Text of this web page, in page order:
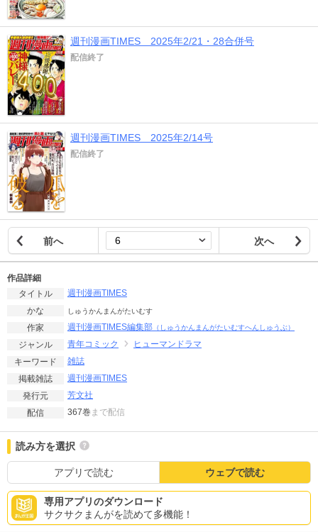
週刊漫画TIMES 2025年2/21・28合併号
配信終了
週刊漫画TIMES 2025年2/14号
配信終了
前へ 次へ
作品詳細
タイトル
週刊漫画TIMES
かな
しゅうかんまんがたいむす
作家 週刊漫画TIMES編集部 （しゅうかんまんがたいむすへんしゅうぶ）
ジャンル 青年コミック
ヒューマンドラマ
キーワード
雑誌
掲載雑誌
週刊漫画TIMES
発行元
芳文社
配信
367巻 まで配信
読み方を選択
アプリで読む ウェブで読む
専用アプリのダウンロード
サクサクまんがを読めて多機能！